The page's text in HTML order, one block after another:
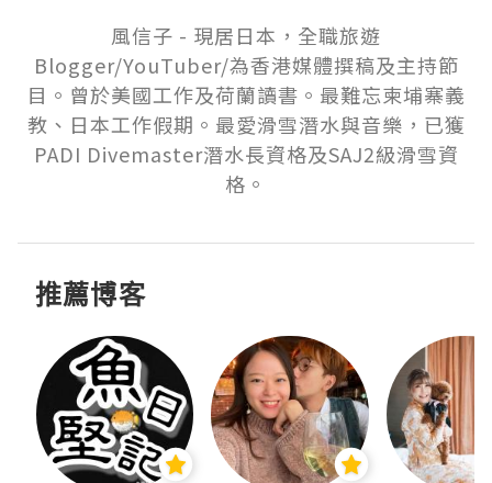
風信子 - 現居日本，全職旅遊
Blogger/YouTuber/為香港媒體撰稿及主持節
目。曾於美國工作及荷蘭讀書。最難忘柬埔寨義
教、日本工作假期。最愛滑雪潛水與音樂，已獲
PADI Divemaster潛水長資格及SAJ2級滑雪資
格。
推薦博客